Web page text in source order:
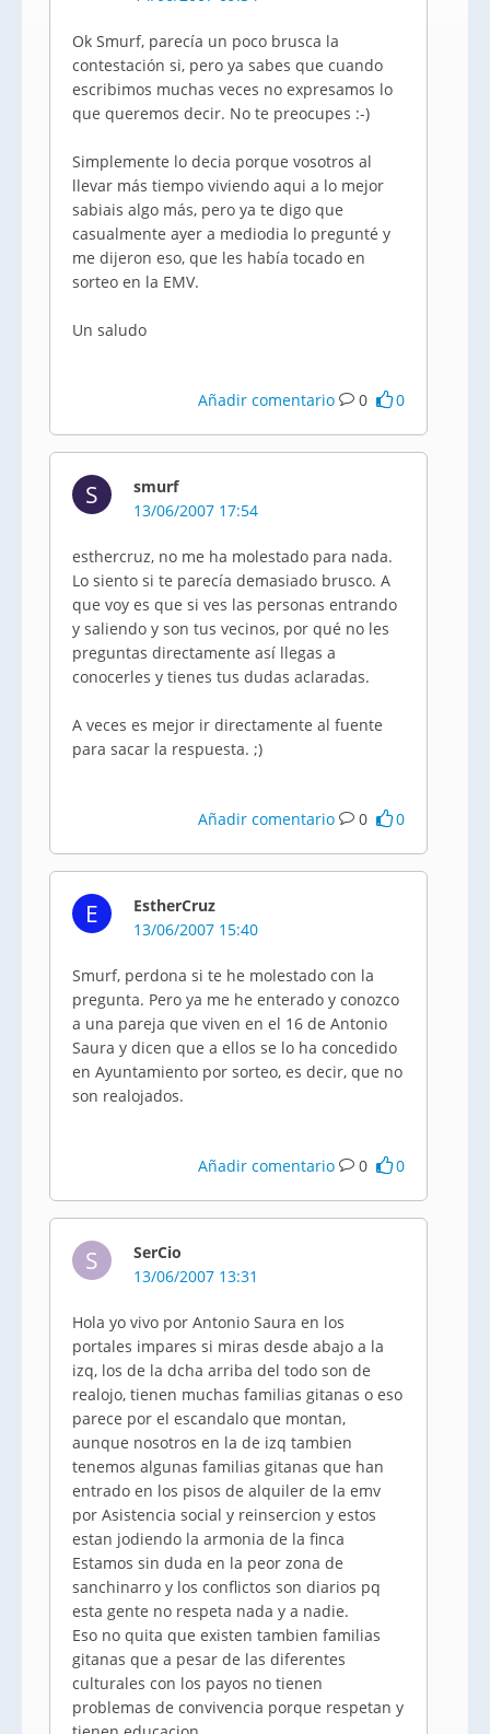
Ok Smurf, parecía un poco brusca la
contestación si, pero ya sabes que cuando
escribimos muchas veces no expresamos lo
que queremos decir. No te preocupes :-)
Simplemente lo decia porque vosotros al
llevar más tiempo viviendo aqui a lo mejor
sabiais algo más, pero ya te digo que
casualmente ayer a mediodia lo pregunté y
me dijeron eso, que les había tocado en
sorteo en la EMV.
Un saludo
Añadir comentario 0 0
S
smurf
13/06/2007 17:54
esthercruz, no me ha molestado para nada.
Lo siento si te parecía demasiado brusco. A
que voy es que si ves las personas entrando
y saliendo y son tus vecinos, por qué no les
preguntas directamente así llegas a
conocerles y tienes tus dudas aclaradas.
A veces es mejor ir directamente al fuente
para sacar la respuesta. ;)
Añadir comentario 0 0
E
EstherCruz
13/06/2007 15:40
Smurf, perdona si te he molestado con la
pregunta. Pero ya me he enterado y conozco
a una pareja que viven en el 16 de Antonio
Saura y dicen que a ellos se lo ha concedido
en Ayuntamiento por sorteo, es decir, que no
son realojados.
Añadir comentario 0 0
S
SerCio
13/06/2007 13:31
Hola yo vivo por Antonio Saura en los
portales impares si miras desde abajo a la
izq, los de la dcha arriba del todo son de
realojo, tienen muchas familias gitanas o eso
parece por el escandalo que montan,
aunque nosotros en la de izq tambien
tenemos algunas familias gitanas que han
entrado en los pisos de alquiler de la emv
por Asistencia social y reinsercion y estos
estan jodiendo la armonia de la finca
Estamos sin duda en la peor zona de
sanchinarro y los conflictos son diarios pq
esta gente no respeta nada y a nadie.
Eso no quita que existen tambien familias
gitanas que a pesar de las diferentes
culturales con los payos no tienen
problemas de convivencia porque respetan y